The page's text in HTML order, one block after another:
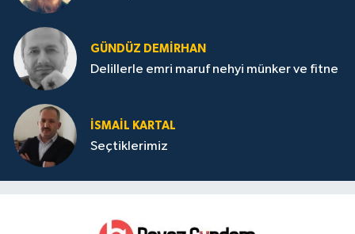
GÜNDÜZ DEMIRHAN
Delillerle emri maruf nehyi münker ve fitne
İSMAIL KARTAL
Seçtiklerimiz